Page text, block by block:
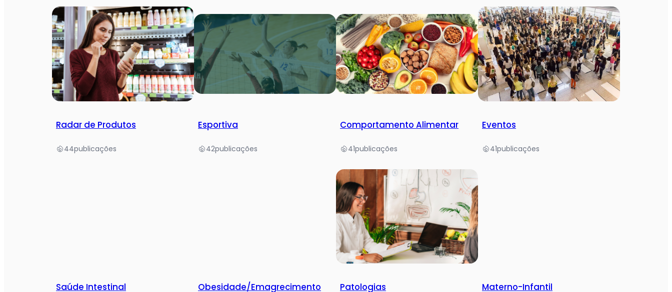
Radar de Produtos
44publicações
Esportiva
42publicações
Comportamento Alimentar
41publicações
Eventos
41publicações
Saúde Intestinal Obesidade/Emagrecimento Patologias Materno-Infantil